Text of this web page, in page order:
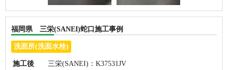
福岡県 三栄(SANEI)蛇口施工事例
洗面所(洗面水栓)
施工後
三栄(SANEI)：K37531JV